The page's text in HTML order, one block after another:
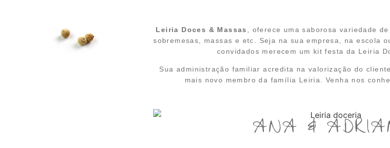
Leiria Doces & Massas
, oferece uma saborosa variedade
sobremesas, massas e etc. Seja na sua empresa, na escola
convidados merecem um kit festa da Leiria
Sua administração familiar acredita na valorização do
mais novo membro da família Leiria. Venha nos
ANA &